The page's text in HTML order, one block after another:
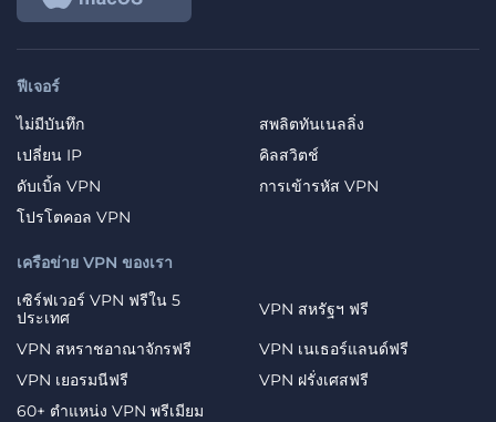
ฟีเจอร์
ไม่มีบันทึก
สพลิตทันเนลลิ่ง
เปลี่ยน IP
คิลสวิตช์
ดับเบิ้ล VPN
การเข้ารหัส VPN
โปรโตคอล VPN
เครือข่าย VPN ของเรา
เซิร์ฟเวอร์ VPN ฟรีใน 5
ประเทศ
VPN สหรัฐฯ ฟรี
VPN สหราชอาณาจักรฟรี
VPN เนเธอร์แลนด์ฟรี
VPN เยอรมนีฟรี
VPN ฝรั่งเศสฟรี
60+ ตำแหน่ง VPN พรีเมียม